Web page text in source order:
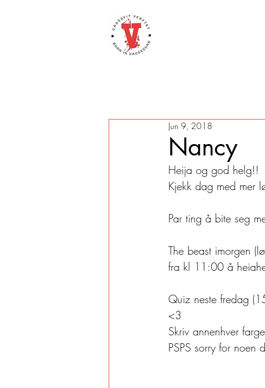
Nancy
Jun 9, 2018
Heija og god helg!!
Kjekk dag med mer
Par ting å bite seg
The beast imorgen
fra kl 11:00 å
Quiz neste fredag
<3
Skriv annenhver
PSPS sorry for